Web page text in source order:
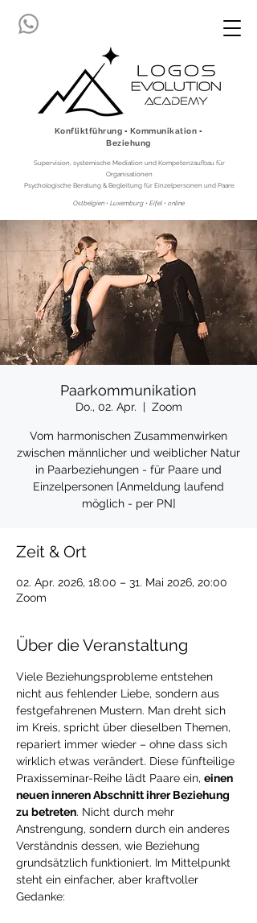
Ostbelgien • Luxemburg • Eifel • online
Konfliktführung ▪ Kommunikation ▪
Beziehung
Supervision, systemische Mediation und Kompetenzaufbau für
Organisationen
Psychologische Beratung & Begleitung für Einzelpersonen und Paare
Paarkommunikation
Do., 02. Apr.
  |
Zoom
Vom harmonischen Zusammenwirken
zwischen männlicher und weiblicher Natur
in Paarbeziehungen - für Paare und
Einzelpersonen [Anmeldung laufend
möglich - per PN]
Zeit & Ort
02. Apr. 2026, 18:00 – 31. Mai 2026, 20:00
Zoom
Über die Veranstaltung
Viele Beziehungsprobleme entstehen
nicht aus fehlender Liebe, sondern aus
festgefahrenen Mustern. Man dreht sich
im Kreis, spricht über dieselben Themen,
repariert immer wieder – ohne dass sich
wirklich etwas verändert. Diese fünfteilige
Praxisseminar-Reihe lädt Paare ein, einen
neuen inneren Abschnitt ihrer Beziehung
zu betreten. Nicht durch mehr
Anstrengung, sondern durch ein anderes
Verständnis dessen, wie Beziehung
grundsätzlich funktioniert. Im Mittelpunkt
steht ein einfacher, aber kraftvoller
Gedanke: